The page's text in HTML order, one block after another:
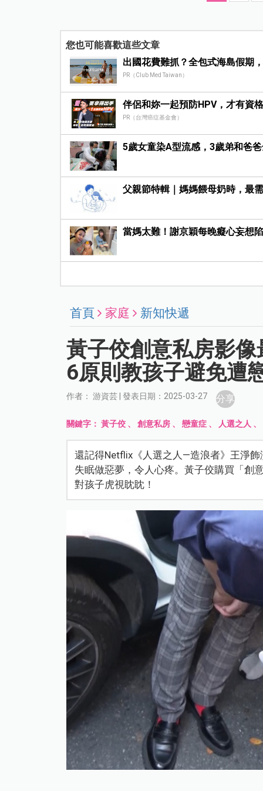
您也可能喜歡這些文章
出國花費難抓？全包式海島假期
PR（Club Med Taiwan）
伴侶和妳一起預防HPV，才有資
PR（台灣癌症基金會）
5歲女童染A型流感，3歲弟和爸
父親節特輯｜媽媽餵母奶時，最
當媽太難！謝京穎每晚癡心妄想
首頁 家庭 新知快遞
黃子佼創意私房影
6原則教孩子避免遭
作者： 游資芸 | 發表日期：2025-03-27 分享
關鍵字：黃子佼 、創意私房 、戀童症 、 人選之人 、
還記得Netflix《人選之人—造浪者》王淨
失眠做惡夢，令人心疼。黃子佼購買「創
對孩子虎視眈眈！